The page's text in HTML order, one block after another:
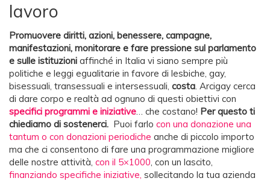
lavoro
Promuovere diritti, azioni, benessere, campagne,
manifestazioni, monitorare e fare pressione sul parlamento
e sulle istituzioni affinché in Italia vi siano sempre più
politiche e leggi egualitarie in favore di lesbiche, gay,
bisessuali, transessuali e intersessuali, costa. Arcigay cerca
di dare corpo e realtà ad ognuno di questi obiettivi con
specifici programmi e iniziative… che costano! Per questo ti
chiediamo di sostenerci. Puoi farlo con una donazione una
tantum o con donazioni periodiche anche di piccolo importo
ma che ci consentono di fare una programmazione migliore
delle nostre attività, con il 5×1000, con un lascito,
finanziando specifiche iniziative, sollecitando la tua azienda